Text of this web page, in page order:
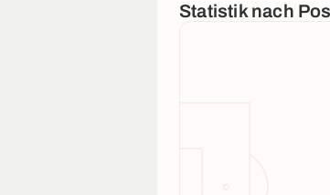
Statistik nach